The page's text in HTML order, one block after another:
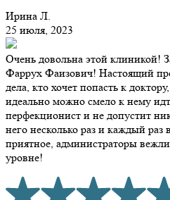
Ирина Л.
25 июля, 2023
Очень довольна этой клиникой!
Фаррух Фаизович! Настоящий
дела, кто хочет попасть к
идеально можно смело к нему
перфекционист и не допустит
него несколько раз и каждый раз
приятное, администраторы
уровне!